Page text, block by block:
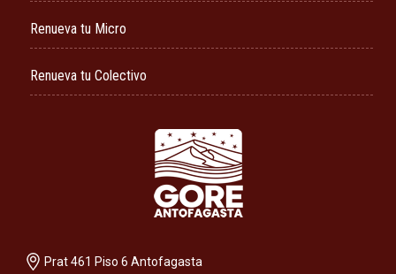
Renueva tu Micro
Renueva tu Colectivo
Prat 461 Piso 6 Antofagasta